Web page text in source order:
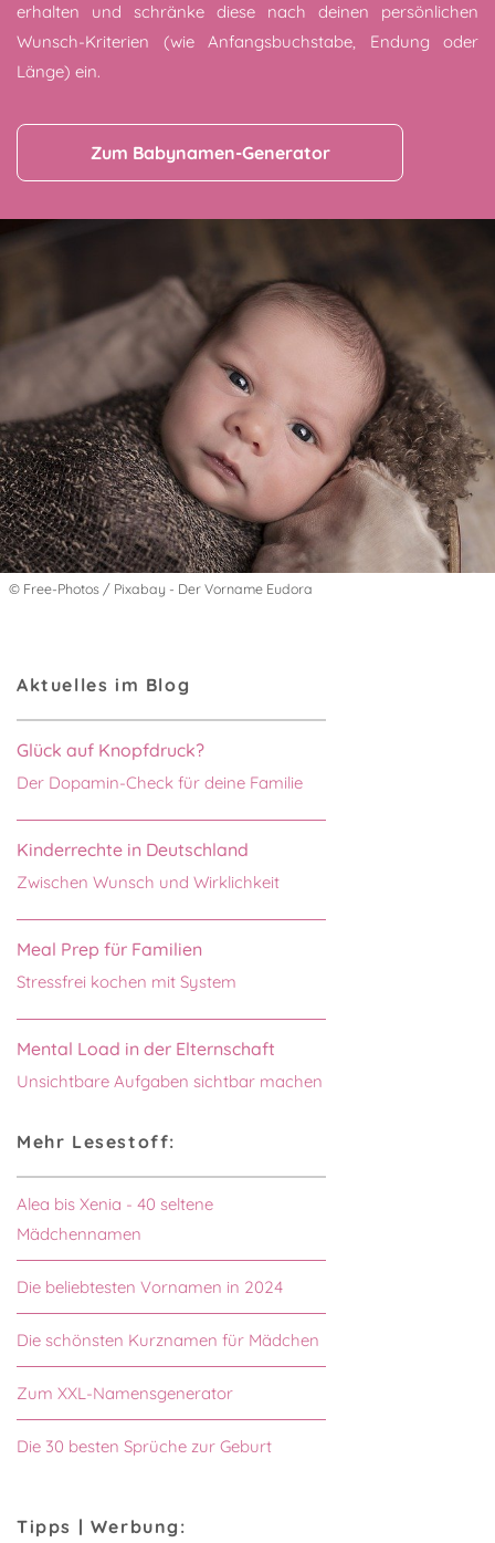
erhalten und schränke diese nach deinen persönlichen
Wunsch-Kriterien (wie Anfangsbuchstabe, Endung oder
Länge) ein.
Zum Babynamen-Generator
© Free-Photos / Pixabay - Der Vorname Eudora
Aktuelles im Blog
Glück auf Knopfdruck?
Der Dopamin-Check für deine Familie
Kinderrechte in Deutschland
Zwischen Wunsch und Wirklichkeit
Meal Prep für Familien
Stressfrei kochen mit System
Mental Load in der Elternschaft
Unsichtbare Aufgaben sichtbar machen
Mehr Lesestoff:
Alea bis Xenia - 40 seltene
Mädchennamen
Die beliebtesten Vornamen in 2024
Die schönsten Kurznamen für Mädchen
Zum XXL-Namensgenerator
Die 30 besten Sprüche zur Geburt
Tipps | Werbung: